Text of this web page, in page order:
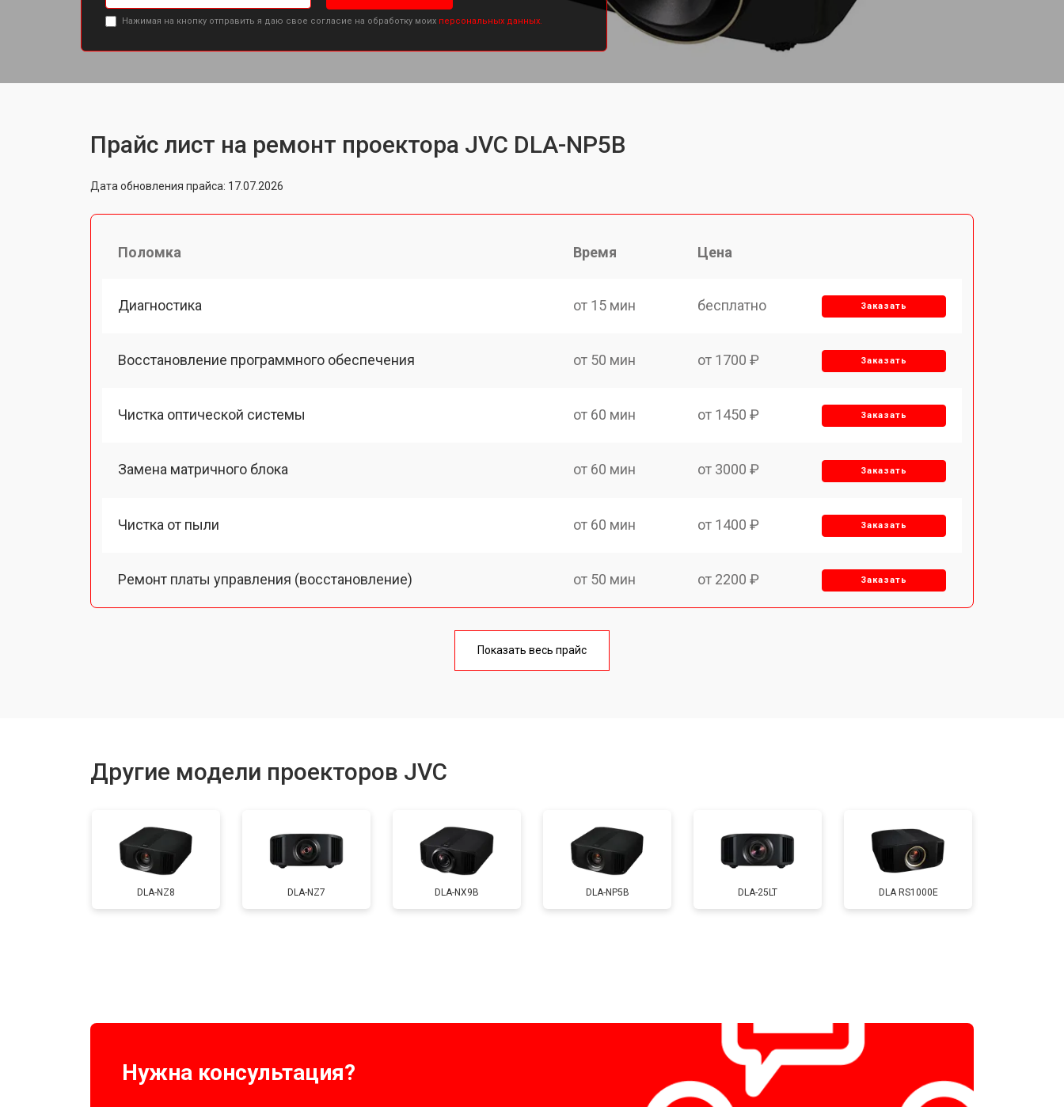
Нажимая на кнопку отправить я даю свое согласие на обработку моих персональных данных.
Прайс лист на ремонт проектора JVC DLA-NP5B
Дата обновления прайса: 17.07.2026
Поломка Время Цена
Диагностика от 15 мин бесплатно Заказать
Восстановление программного обеспечения от 50 мин от 1700 ₽ Заказать
Чистка оптической системы от 60 мин от 1450 ₽ Заказать
Замена матричного блока от 60 мин от 3000 ₽ Заказать
Чистка от пыли от 60 мин от 1400 ₽ Заказать
Ремонт платы управления (восстановление) от 50 мин от 2200 ₽ Заказать
от 50 мин
Замена блока розжига от 50 мин от 1900 ₽ Заказать
Показать весь прайс
Другие модели проекторов JVC
DLA-NZ8 DLA-NZ7 DLA-NX9B DLA-NP5B DLA-25LT DLA RS1000E
Нужна консультация?